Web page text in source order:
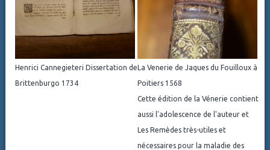
Henrici Cannegieteri Dissertation de
Brittenburgo 1734
La Venerie de Jaques du Fouilloux à
Poitiers 1568
Cette édition de la Vénerie contient
aussi l'adolescence de l'auteur et
Les Remèdes très-utiles et
nécessaires pour la maladie des